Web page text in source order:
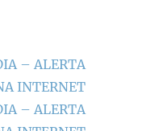
– ALERTA
INTERNET
– ALERTA